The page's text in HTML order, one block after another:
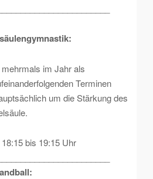
im Jahr als
Terminen
um die Stärkung des
bis 19:15 Uhr
: